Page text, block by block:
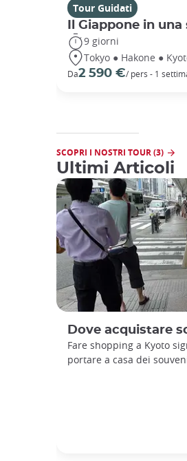
Tour Guidati
Il Giappone in
9 giorni
Tokyo ● Hakone ●
Da2 590 €/ pers - 1
SCOPRI I NOSTRI TOUR (3)
Ultimi Articoli
Dove acquistare
Fare shopping a Kyoto
portare a casa dei